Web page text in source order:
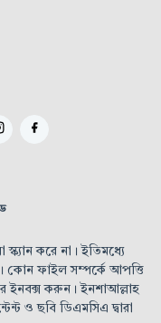
করে না। ইতিমধ্যে
কোন ফাইল সম্পর্কে আপত্তি
ইনবক্স করুন। ইনশাআল্লাহ
ও ছবি ডিএমসিএ দ্বারা